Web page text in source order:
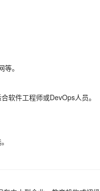
。
软件工程师或DevOps人员。